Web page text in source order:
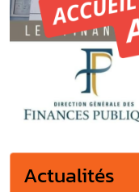
Actualités